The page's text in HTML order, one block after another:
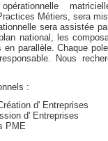
opérationnelle
Métiers, sera
sera assistée
national, les
en parallèle. Chaque
Nous
:
d' Entreprises
d' Entreprises
PME